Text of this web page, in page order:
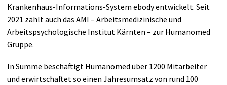
Krankenhaus-Informations-System ebody entwickelt. Seit
2021 zählt auch das AMI – Arbeitsmedizinische und
Arbeitspsychologische Institut Kärnten – zur Humanomed
Gruppe.
In Summe beschäftigt Humanomed über 1200 Mitarbeiter
und erwirtschaftet so einen Jahresumsatz von rund 100